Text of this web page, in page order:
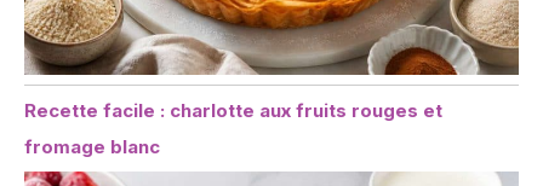
Recette facile : charlotte aux fruits rouges et
fromage blanc